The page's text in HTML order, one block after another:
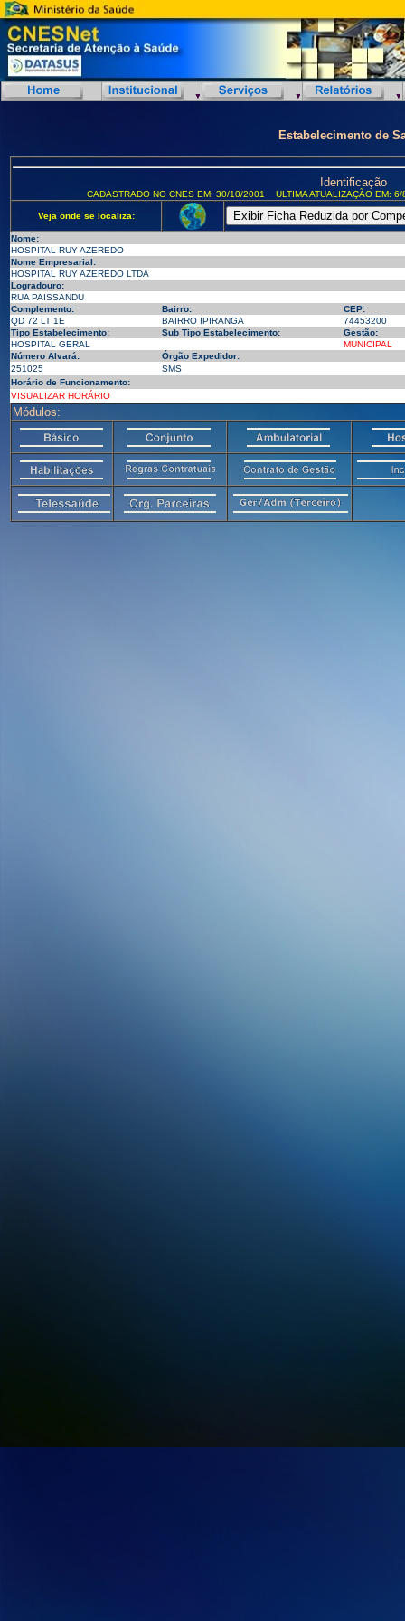
Estabelecimento de
Identificação
CADASTRADO NO CNES EM: 30/10/2001 ULTIMA ATUALIZAÇÃO EM:
Veja onde se localiza:
Nome:
HOSPITAL RUY AZEREDO
Nome Empresarial:
HOSPITAL RUY AZEREDO LTDA
Logradouro:
RUA PAISSANDU
Complemento:
Bairro:
CEP:
QD 72 LT 1E
BAIRRO IPIRANGA
74453200
Tipo Estabelecimento:
Sub Tipo Estabelecimento:
Gestão:
HOSPITAL GERAL
MUNICIPAL
Número Alvará:
Órgão Expedidor:
251025
SMS
Horário de Funcionamento:
VISUALIZAR HORÁRIO
Módulos: